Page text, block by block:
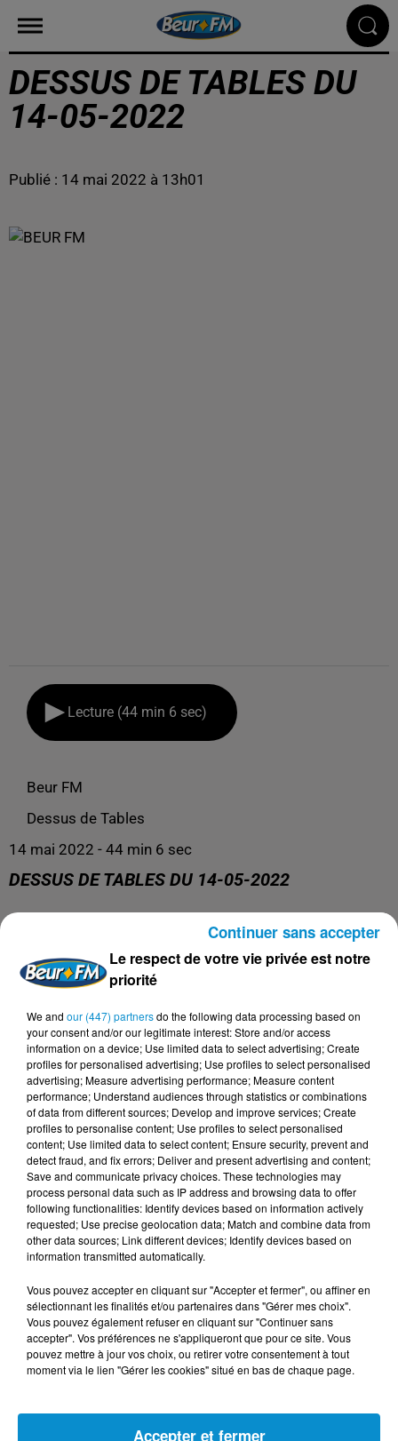
DESSUS DE TABLES DU
14-05-2022
Publié : 14 mai 2022 à 13h01
Lecture (44 min 6 sec)
Beur FM
Dessus de Tables
14 mai 2022 - 44 min 6 sec
DESSUS DE TABLES DU 14-05-2022
DERNIERS PODCASTS
24 juillet 2026
Les Zinformés - 24/07/26
23 juillet 2026
Les Zinformés - 23/07/26
Le respect de votre vie privée est notre
priorité
We and our (447) partnersdo the following data processing based on
your consent and/or our legitimate interest: Store and/or access
information on a device; Use limited data to select advertising; Create
profiles for personalised advertising; Use profiles to select personalised
advertising; Measure advertising performance; Measure content
performance; Understand audiences through statistics or combinations
of data from different sources; Develop and improve services; Create
profiles to personalise content; Use profiles to select personalised
content; Use limited data to select content; Ensure security, prevent and
detect fraud, and fix errors; Deliver and present advertising and content;
Save and communicate privacy choices. These technologies may
process personal data such as IP address and browsing data to offer
following functionalities: Identify devices based on information actively
requested; Use precise geolocation data; Match and combine data from
other data sources; Link different devices; Identify devices based on
information transmitted automatically.
Vous pouvez accepter en cliquant sur "Accepter et fermer", ou affiner en
sélectionnant les finalités et/ou partenaires dans "Gérer mes choix".
Vous pouvez également refuser en cliquant sur "Continuer sans
accepter". Vos préférences ne s'appliqueront que pour ce site. Vous
pouvez mettre à jour vos choix, ou retirer votre consentement à tout
moment via le lien "Gérer les cookies" situé en bas de chaque page.
Accepter et fermer
Continuer sans accepter